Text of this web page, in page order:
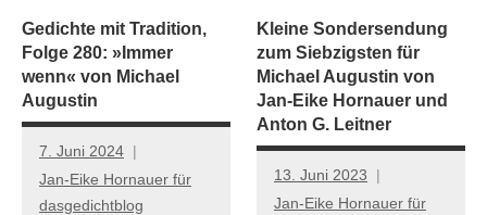
Gedichte mit Tradition,
Folge 280: »Immer
wenn« von Michael
Augustin
7. Juni 2024
Jan-Eike Hornauer für
dasgedichtblog
Kleine Sondersendung
zum Siebzigsten für
Michael Augustin von
Jan-Eike Hornauer und
Anton G. Leitner
13. Juni 2023
Jan-Eike Hornauer für